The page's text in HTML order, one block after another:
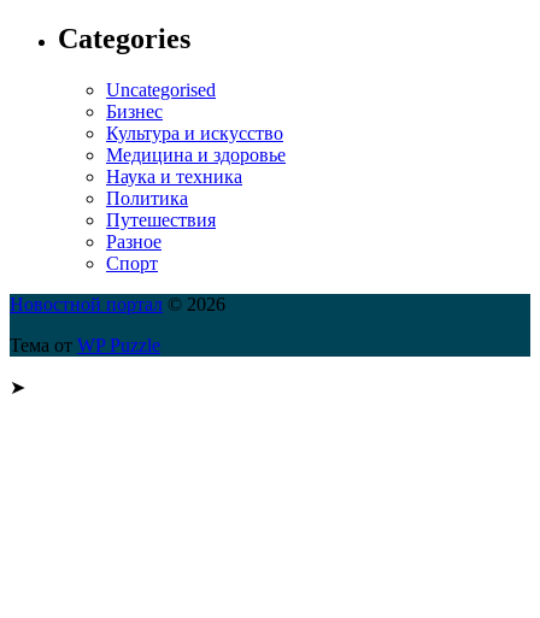
Categories
Uncategorised
Бизнес
Культура и искусство
Медицина и здоровье
Наука и техника
Политика
Путешествия
Разное
Спорт
Новостной портал © 2026
Тема от WP Puzzle
➤